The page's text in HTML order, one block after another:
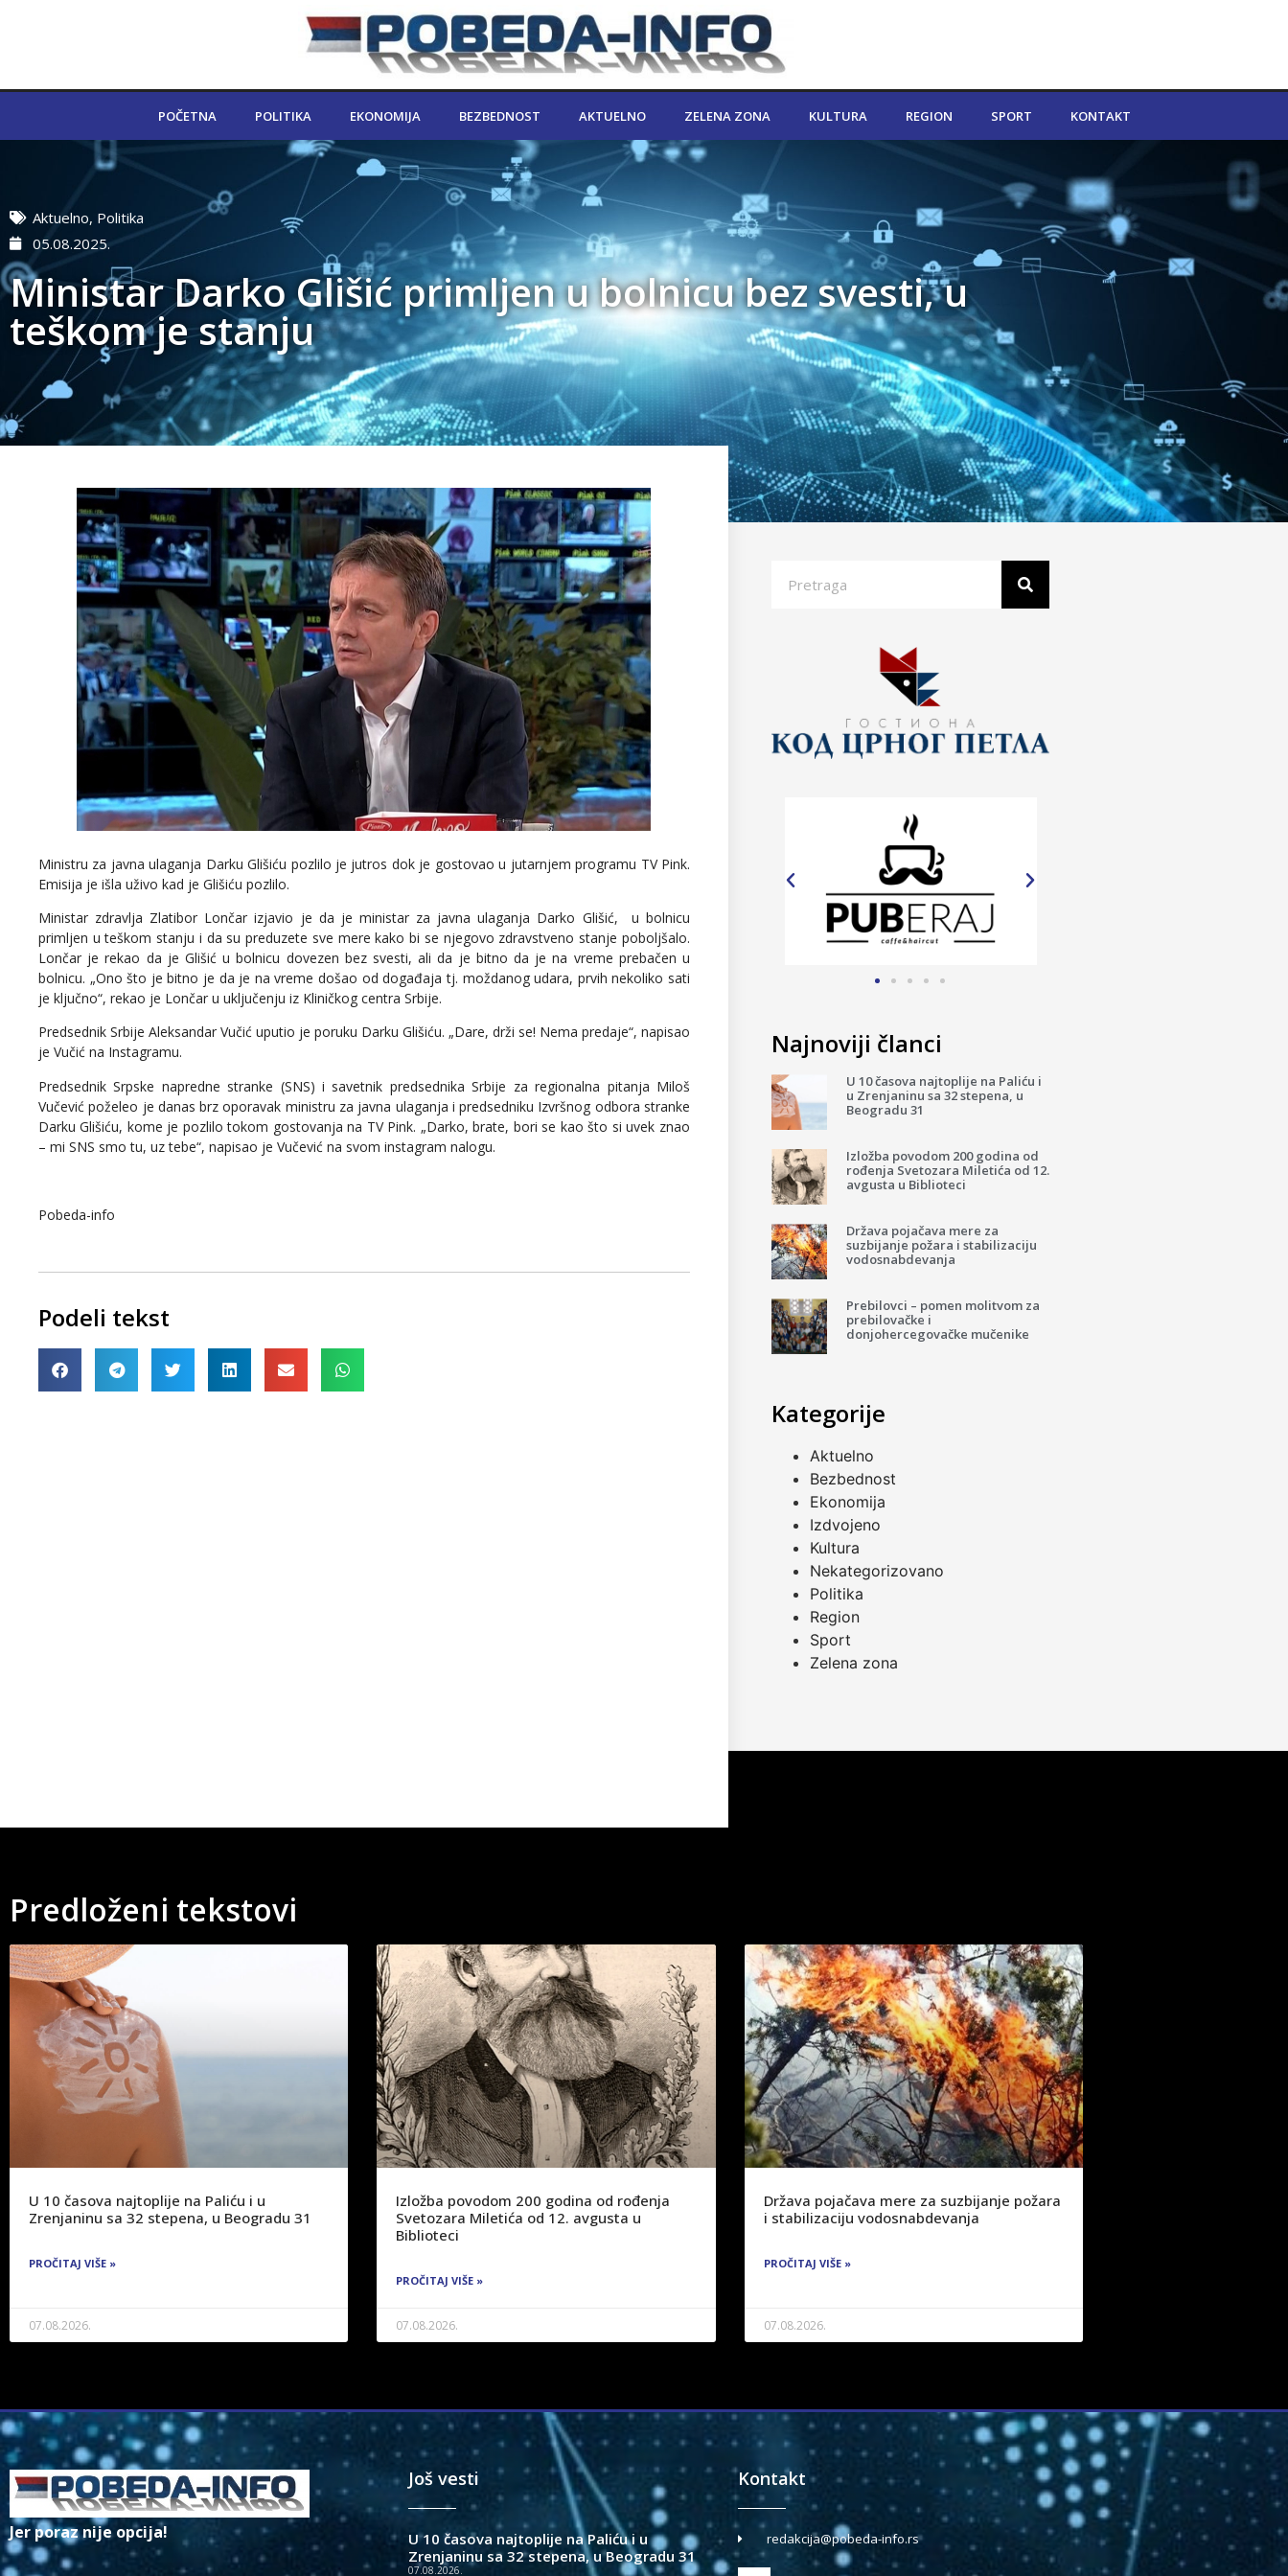
POČETNA POLITIKA EKONOMIJA BEZBEDNOST AKTUELNO ZELENA ZONA KULTURA REGION SPORT KONTAKT
Aktuelno, Politika
05.08.2025.
Ministar Darko Glišić primljen u bolnicu bez svesti, u
teškom je stanju
Ministru za javna ulaganja Darku Glišiću pozlilo je jutros dok je gostovao u jutarnjem programu TV Pink.
Emisija je išla uživo kad je Glišiću pozlilo.
Ministar zdravlja Zlatibor Lončar izjavio je da je ministar za javna ulaganja Darko Glišić, u bolnicu
primljen u teškom stanju i da su preduzete sve mere kako bi se njegovo zdravstveno stanje poboljšalo.
Lončar je rekao da je Glišić u bolnicu dovezen bez svesti, ali da je bitno da je na vreme prebačen u
bolnicu. „Ono što je bitno je da je na vreme došao od događaja tj. moždanog udara, prvih nekoliko sati
je ključno“, rekao je Lončar u uključenju iz Kliničkog centra Srbije.
Predsednik Srbije Aleksandar Vučić uputio je poruku Darku Glišiću. „Dare, drži se! Nema predaje“, napisao
je Vučić na Instagramu.
Predsednik Srpske napredne stranke (SNS) i savetnik predsednika Srbije za regionalna pitanja Miloš
Vučević poželeo je danas brz oporavak ministru za javna ulaganja i predsedniku Izvršnog odbora stranke
Darku Glišiću, kome je pozlilo tokom gostovanja na TV Pink. „Darko, brate, bori se kao što si uvek znao
– mi SNS smo tu, uz tebe“, napisao je Vučević na svom instagram nalogu.
Pobeda-info
Podeli tekst
Najnoviji članci
U 10 časova najtoplije na Paliću i
u Zrenjaninu sa 32 stepena, u
Beogradu 31
Izložba povodom 200 godina od
rođenja Svetozara Miletića od 12.
avgusta u Biblioteci
Država pojačava mere za
suzbijanje požara i stabilizaciju
vodosnabdevanja
Prebilovci – pomen molitvom za
prebilovačke i
donjohercegovačke mučenike
Kategorije
Aktuelno
Bezbednost
Ekonomija
Izdvojeno
Kultura
Nekategorizovano
Politika
Region
Sport
Zelena zona
Predloženi tekstovi
U 10 časova najtoplije na Paliću i u
Zrenjaninu sa 32 stepena, u Beogradu 31
PROČITAJ VIŠE »
07.08.2026.
Izložba povodom 200 godina od rođenja
Svetozara Miletića od 12. avgusta u
Biblioteci
PROČITAJ VIŠE »
07.08.2026.
Država pojačava mere za suzbijanje požara
i stabilizaciju vodosnabdevanja
PROČITAJ VIŠE »
07.08.2026.
Jer poraz nije opcija!
Još vesti
U 10 časova najtoplije na Paliću i u
Zrenjaninu sa 32 stepena, u Beogradu 31
07.08.2026.
Kontakt
redakcija@pobeda-info.rs